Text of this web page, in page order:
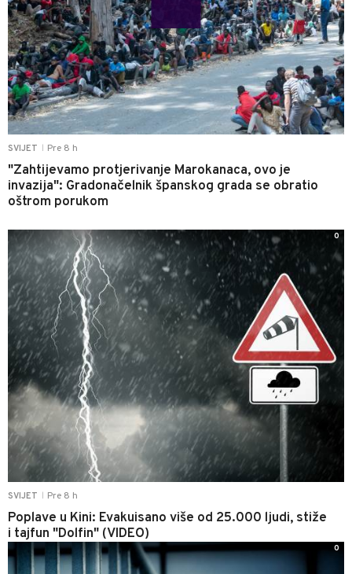
SVIJET Pre 8 h
"Zahtijevamo protjerivanje Marokanaca, ovo je
invazija": Gradonačelnik španskog grada se obratio
oštrom porukom
SVIJET Pre 8 h
Poplave u Kini: Evakuisano više od 25.000 ljudi, stiže
i tajfun "Dolfin" (VIDEO)
0
0